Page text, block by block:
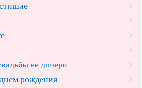
ее дочери
рождения